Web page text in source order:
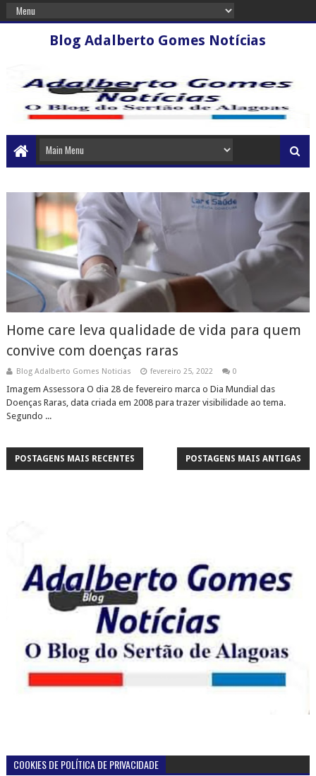
Blog Adalberto Gomes Notícias
Home care leva qualidade de vida para quem
convive com doenças raras
Blog Adalberto Gomes Noticias fevereiro 25, 2022 0
Imagem Assessora O dia 28 de fevereiro marca o Dia Mundial das
Doenças Raras, data criada em 2008 para trazer visibilidade ao tema.
Segundo ...
POSTAGENS MAIS RECENTES POSTAGENS MAIS ANTIGAS
COOKIES DE POLÍTICA DE PRIVACIDADE